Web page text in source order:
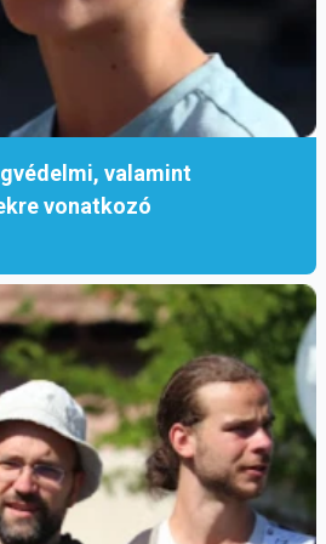
tartományfőnök-helyettes
a Szent Angéla
személyes ügy volt,
méltó fizikai tér is
tervezés elkezdődött, nem
gondolkodtunk. Azt
valamint
vonatkozó